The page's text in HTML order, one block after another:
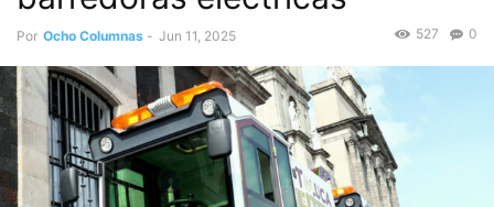
Por Ocho Columnas - Jun 11, 2025 0
527